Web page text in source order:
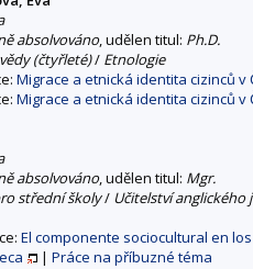
absolvováno, udělen titul: Ph.D.
(čtyřleté)/ Etnologie
Migrace a etnická identita cizinců v
Migrace a etnická identita cizinců v
absolvováno, udělen titul: Mgr.
střední školy/ Učitelství
El componente sociocultural en
| Práce na příbuzné téma